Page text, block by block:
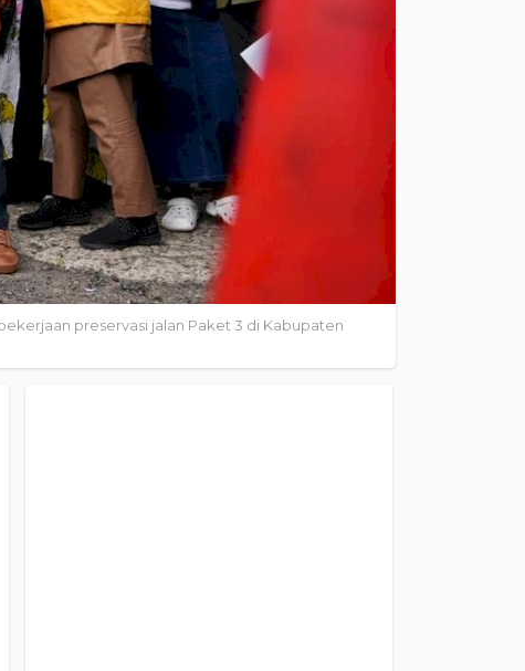
preservasi jalan Paket 3 di Kabupaten